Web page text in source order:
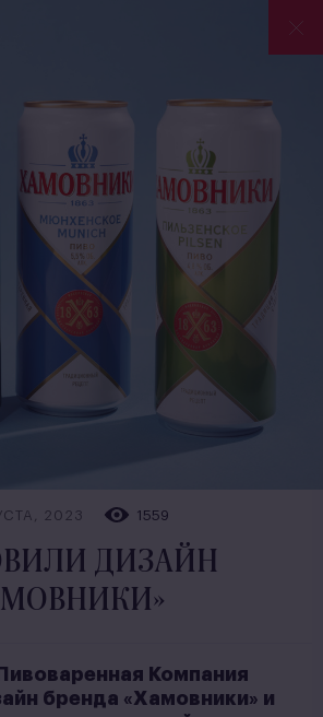
2023 1559
ДИЗАЙН
Компания
бренда «Хамовники» и